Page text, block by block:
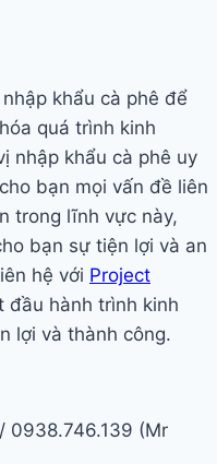
khẩu cà phê để
quá trình kinh
nhập khẩu cà phê uy
bạn mọi vấn đề liên
trong lĩnh vực này,
bạn sự tiện lợi và an
hệ với Project
đầu hành trình kinh
lợi và thành công.
0938.746.139 (Mr